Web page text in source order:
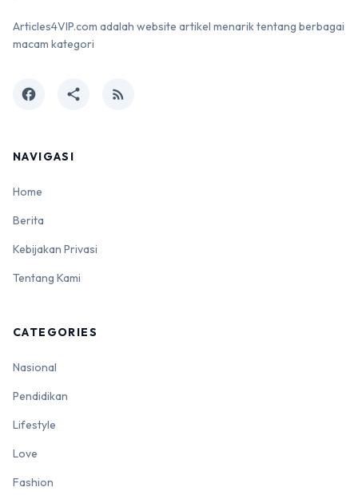
Articles4VIP.com adalah website artikel menarik tentang berbagai
macam kategori
facebook share rss_feed
NAVIGASI
Home
Berita
Kebijakan Privasi
Tentang Kami
CATEGORIES
Nasional
Pendidikan
Lifestyle
Love
Fashion